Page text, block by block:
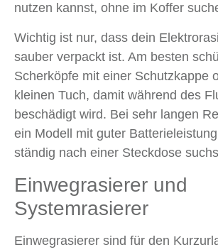
nutzen kannst, ohne im Koffer
Wichtig ist nur, dass dein
sauber verpackt ist. Am besten
Scherköpfe mit einer Schutzkappe
kleinen Tuch, damit während des
beschädigt wird. Bei sehr langen
ein Modell mit guter
ständig nach einer Steckdose
Einwegrasierer und
Systemrasierer
Einwegrasierer sind für den